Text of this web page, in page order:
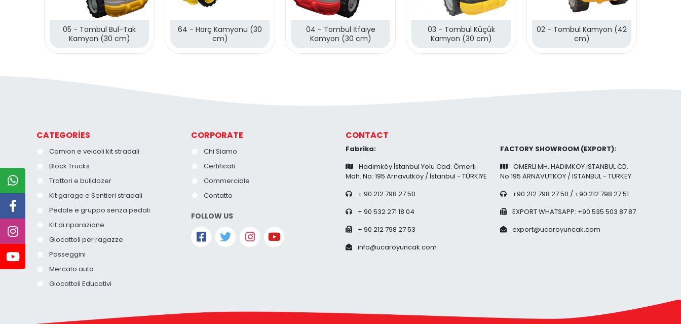
05 - Tombul Bul-Tak
Kamyon (30 cm)
64 - Harç Kamyonu (30
cm)
04 - Tombul İtfaiye
Kamyon (30 cm)
03 - Tombul Küçük
Kamyon (30 cm)
02 - Tombul Kamyon (42
cm)
CATEGORİES
Camion e veicoli kit stradali
Block Trucks
Trattori e bulldozer
Kit garage e Sentieri stradali
Pedale e gruppo senza pedali
Kit di riparazione
Giocattoli per ragazze
Passeggini
Mercato auto
Giocattoli Educativi
CORPORATE
Chi Siamo
Certificati
Commerciale
Contatto
FOLLOW US
CONTACT
Fabrika:
Hadımköy İstanbul Yolu Cad. Ömerli
Mah. No: 195 Arnavutköy / İstanbul - TÜRKİYE
+ 90 212 798 27 50
+ 90 532 271 18 04
+ 90 212 798 27 53
info@ucaroyuncak.com
FACTORY SHOWROOM (EXPORT):
OMERLI MH. HADIMKOY ISTANBUL CD.
No:195 ARNAVUTKOY / ISTANBUL - TURKEY
+90 212 798 27 50 / +90 212 798 27 51
EXPORT WHATSAPP: +90 535 503 87 87
export@ucaroyuncak.com